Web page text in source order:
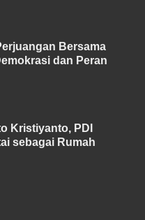
Bersama
dan Peran
Kristiyanto, PDI
sebagai Rumah